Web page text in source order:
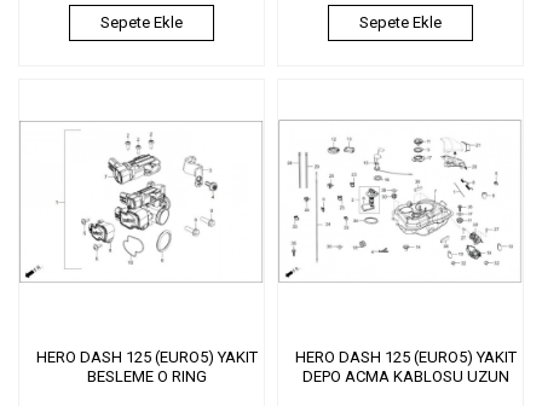
Sepete Ekle Sepete Ekle
HERO DASH 125 (EURO5) YAKIT
BESLEME O RING
HERO DASH 125 (EURO5) YAKIT
DEPO ACMA KABLOSU UZUN